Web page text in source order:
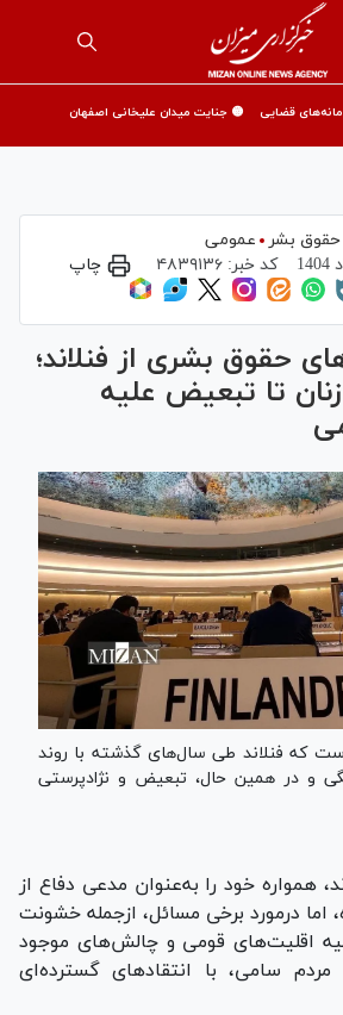
قضایی 🟡 جنایت میدان علیخانی اصفهان
حقوق بشر
عمومی
کد خبر: ۴۸۳۹۱۳۶ چاپ
حقوق بشری از فنلاند؛
تا تبعیض علیه
که فنلاند طی سال‌های گذشته با روند
و در همین حال، تبعیض و نژادپرستی
همواره خود را به‌عنوان مدعی دفاع از
اما درمورد برخی مسائل، ازجمله خشونت
اقلیت‌های قومی و چالش‌های موجود
سامی، با انتقاد‌های گسترده‌ای